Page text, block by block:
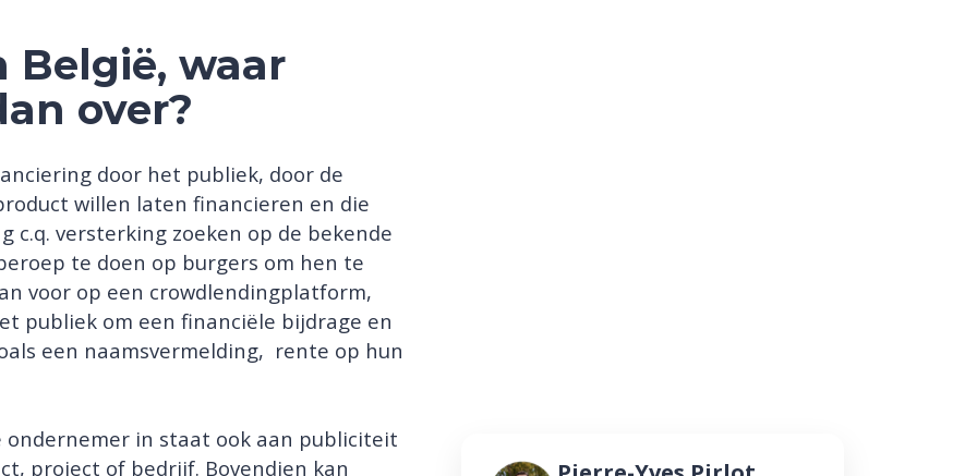
waar
over?
door het publiek, door de
willen laten financieren en die
versterking zoeken op de bekende
te doen op burgers om hen te
voor op een crowdlendingplatform,
publiek om een financiële bijdrage en
een naamsvermelding, rente op hun
in staat ook aan publiciteit
project of bedrijf. Bovendien kan